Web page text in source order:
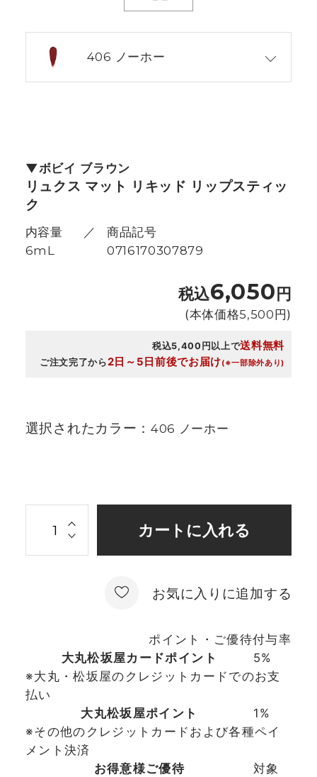
406 ノーホー
ボビイ ブラウン
リュクス マット リキッド リップスティッ
ク
内容量
6mL
商品記号
0716170307879
税込6,050円
(本体価格5,500円)
税込5,400円以上で送料無料
ご注文完了から2日～5日前後でお届け(※一部除外あり)
選択されたカラー： 406 ノーホー
お気に入りに追加する
ポイント・ご優待付与率
大丸松坂屋カードポイント
5%
※大丸・松坂屋のクレジットカードでのお支
払い
大丸松坂屋ポイント
1%
※その他のクレジットカードおよび各種ペイ
メント決済
お得意様ご優待
対象